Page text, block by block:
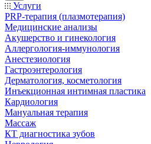
Услуги
PRP-терапия (плазмотерапия)
Медицинские анализы
Акушерство и гинекология
Аллергология-иммунология
Анестезиология
Гастроэнтерология
Дерматология, косметология
Инъекционная интимная пластика
Кардиология
Мануальная терапия
Массаж
КТ диагностика зубов